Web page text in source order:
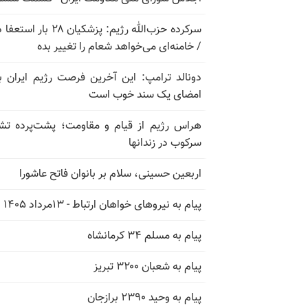
سرکرده حزب‌الله رژیم: پزشکیان ۲۸
/ خامنه‌ای می‌خواهد شعام را تغییر بده
دونالد ترامپ: این آخرین فرصت رژیم ایران
امضای یک سند خوب است
هراس رژیم از قیام و مقاومت؛ پشت‌پرده
سرکوب در زندانها
اربعین حسینی، سلام بر بانوان فاتح عاشورا
پیام به نیروهای خواهان ارتباط - ۱۳مرداد ۱۴۰۵
پیام به مسلم ۳۴ کرمانشاه
پیام به شعبان ۳۲۰۰ تبریز
پیام به وحید ۲۳۹۰ برازجان